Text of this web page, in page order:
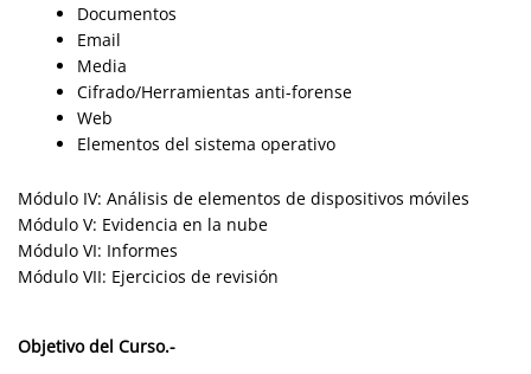
Documentos
Email
Media
Cifrado/Herramientas anti-forense
Web
Elementos del sistema operativo
Módulo IV: Análisis de elementos de dispositivos móviles
Módulo V: Evidencia en la nube
Módulo VI: Informes
Módulo VII: Ejercicios de revisión
Objetivo del Curso.-